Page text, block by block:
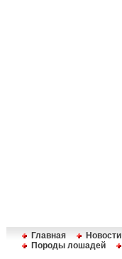
Главная
Новости
Породы лошадей